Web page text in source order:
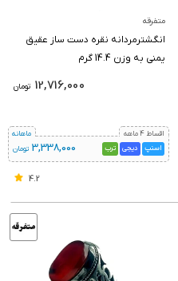
متفرقه
انگشترمردانه نقره دست ساز عقیق
یمنی به وزن 14.4 گرم
تومان 12,716,000
اقساط 4 ماهه
اسنپ
دیجی ترب 3,338,000 تومان
ماهانه
4.2